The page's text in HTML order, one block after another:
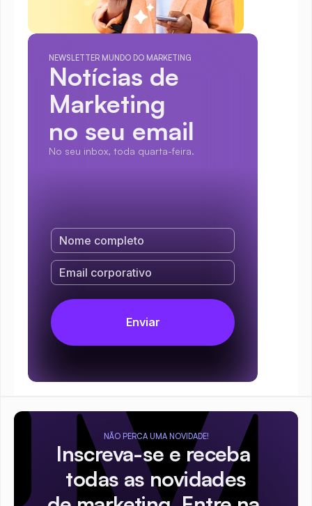
NEWSLETTER MUNDO DO MARKETING
Notícias de
Marketing
no seu email
No seu inbox, toda quarta-feira.
NÃO PERCA UMA NOVIDADE!
Inscreva-se e receba
todas as novidades